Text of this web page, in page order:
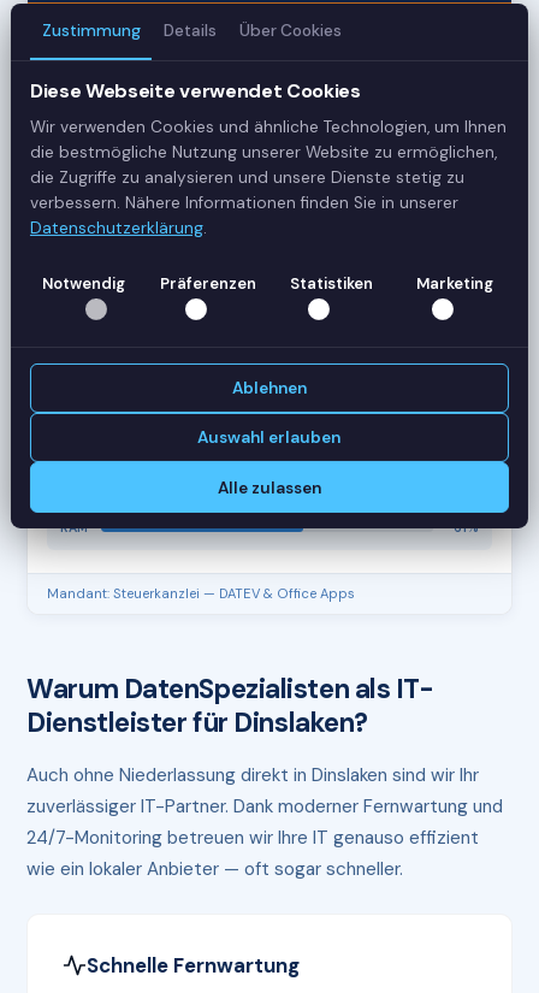
Server
42
Status
CPU
62%
RAM
61%
Mandant: Steuerkanzlei — DATEV & Office Apps
Warum DatenSpezialisten als IT-
Dienstleister für Dinslaken?
Auch ohne Niederlassung direkt in Dinslaken sind wir Ihr
zuverlässiger IT-Partner. Dank moderner Fernwartung und
24/7-Monitoring betreuen wir Ihre IT genauso effizient
wie ein lokaler Anbieter — oft sogar schneller.
Schnelle Fernwartung
Zustimmung Details Über Cookies
Diese Webseite verwendet Cookies
Wir verwenden Cookies und ähnliche Technologien, um Ihnen
die bestmögliche Nutzung unserer Website zu ermöglichen,
die Zugriffe zu analysieren und unsere Dienste stetig zu
verbessern. Nähere Informationen finden Sie in unserer
Datenschutzerklärung.
Notwendig Präferenzen Statistiken Marketing
Ablehnen
Auswahl erlauben
Alle zulassen